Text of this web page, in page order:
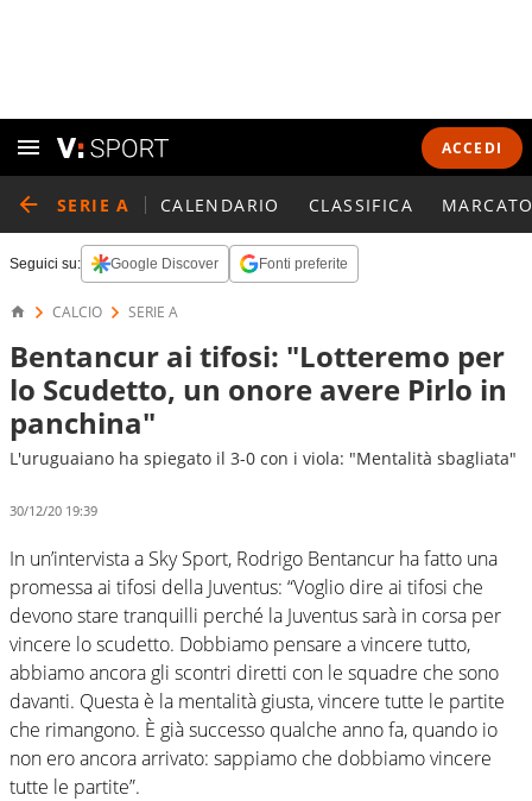
ACCEDI
SERIE A CALENDARIO CLASSIFICA
Seguici su: Google Discover Fonti preferite
CALCIO SERIE A
Bentancur ai tifosi: "Lotteremo per
lo Scudetto, un onore avere Pirlo in
panchina"
L'uruguaiano ha spiegato il 3-0 con i viola: "Mentalità sbagliata"
30/12/20 19:39
In un’intervista a Sky Sport, Rodrigo Bentancur ha fatto una
promessa ai tifosi della Juventus: “Voglio dire ai tifosi che
devono stare tranquilli perché la Juventus sarà in corsa per
vincere lo scudetto. Dobbiamo pensare a vincere tutto,
abbiamo ancora gli scontri diretti con le squadre che sono
davanti. Questa è la mentalità giusta, vincere tutte le partite
che rimangono. È già successo qualche anno fa, quando io
non ero ancora arrivato: sappiamo che dobbiamo vincere
tutte le partite”.